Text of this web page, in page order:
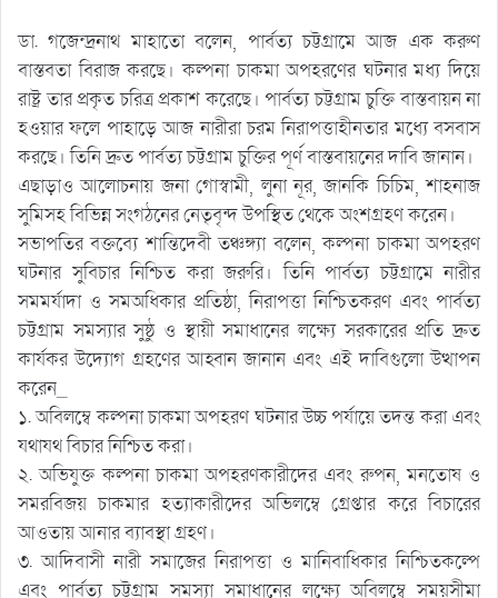
ডা. গজেন্দ্রনাথ মাহাতো বলেন, পার্বত্য চট্টগ্রামে আজ এক করুণ
বাস্তবতা বিরাজ করছে। কল্পনা চাকমা অপহরণের ঘটনার মধ্য দিয়ে
রাষ্ট্র তার প্রকৃত চরিত্র প্রকাশ করেছে। পার্বত্য চট্টগ্রাম চুক্তি বাস্তবায়ন না
হওয়ার ফলে পাহাড়ে আজ নারীরা চরম নিরাপত্তাহীনতার মধ্যে বসবাস
করছে। তিনি দ্রুত পার্বত্য চট্টগ্রাম চুক্তির পূর্ণ বাস্তবায়নের দাবি জানান।
এছাড়াও আলোচনায় জনা গোস্বামী, লুনা নূর, জানকি চিচিম, শাহনাজ
সুমিসহ বিভিন্ন সংগঠনের নেতৃবৃন্দ উপস্থিত থেকে অংশগ্রহণ করেন।
সভাপতির বক্তব্যে শান্তিদেবী তঞ্চঙ্গ্যা বলেন, কল্পনা চাকমা অপহরণ
ঘটনার সুবিচার নিশ্চিত করা জরুরি। তিনি পার্বত্য চট্টগ্রামে নারীর
সমমর্যাদা ও সমঅধিকার প্রতিষ্ঠা, নিরাপত্তা নিশ্চিতকরণ এবং পার্বত্য
চট্টগ্রাম সমস্যার সুষ্ঠু ও স্থায়ী সমাধানের লক্ষ্যে সরকারের প্রতি দ্রুত
কার্যকর উদ্যোগ গ্রহণের আহ্বান জানান এবং এই দাবিগুলো উত্থাপন
করেন_
১. অবিলম্বে কল্পনা চাকমা অপহরণ ঘটনার উচ্চ পর্যায়ে তদন্ত করা এবং
যথাযথ বিচার নিশ্চিত করা।
২. অভিযুক্ত কল্পনা চাকমা অপহরণকারীদের এবং রুপন, মনতোষ ও
সমরবিজয় চাকমার হত্যাকারীদের অভিলম্বে গ্রেপ্তার করে বিচারের
আওতায় আনার ব্যাবস্থা গ্রহণ।
৩. আদিবাসী নারী সমাজের নিরাপত্তা ও মানিবাধিকার নিশ্চিতকল্পে
এবং পার্বত্য চট্টগ্রাম সমস্যা সমাধানের লক্ষ্যে অবিলম্বে সময়সীমা